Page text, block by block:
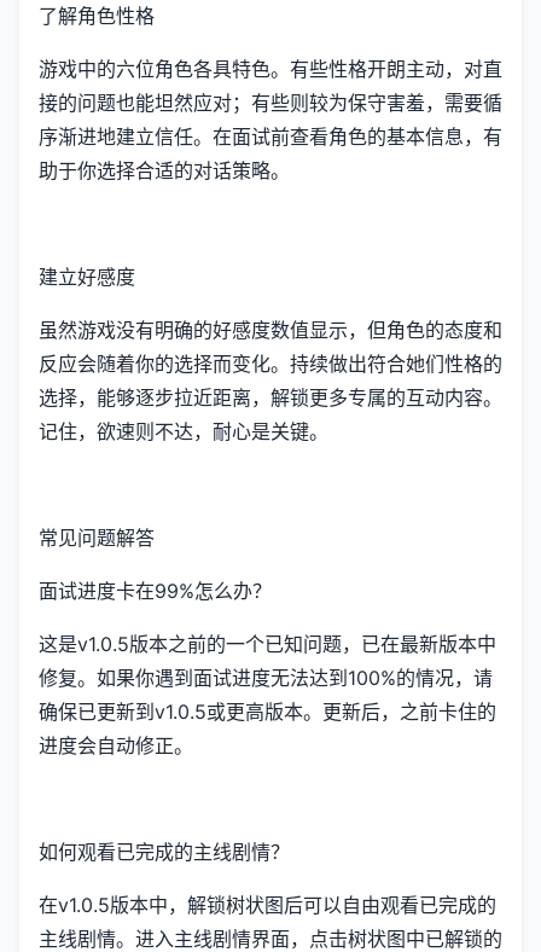
了解角色性格
游戏中的六位角色各具特色。有些性格开朗主动，对直
接的问题也能坦然应对；有些则较为保守害羞，需要循
序渐进地建立信任。在面试前查看角色的基本信息，有
助于你选择合适的对话策略。
建立好感度
虽然游戏没有明确的好感度数值显示，但角色的态度和
反应会随着你的选择而变化。持续做出符合她们性格的
选择，能够逐步拉近距离，解锁更多专属的互动内容。
记住，欲速则不达，耐心是关键。
常见问题解答
面试进度卡在99%怎么办？
这是v1.0.5版本之前的一个已知问题，已在最新版本中
修复。如果你遇到面试进度无法达到100%的情况，请
确保已更新到v1.0.5或更高版本。更新后，之前卡住的
进度会自动修正。
如何观看已完成的主线剧情？
在v1.0.5版本中，解锁树状图后可以自由观看已完成的
主线剧情。进入主线剧情界面，点击树状图中已解锁的